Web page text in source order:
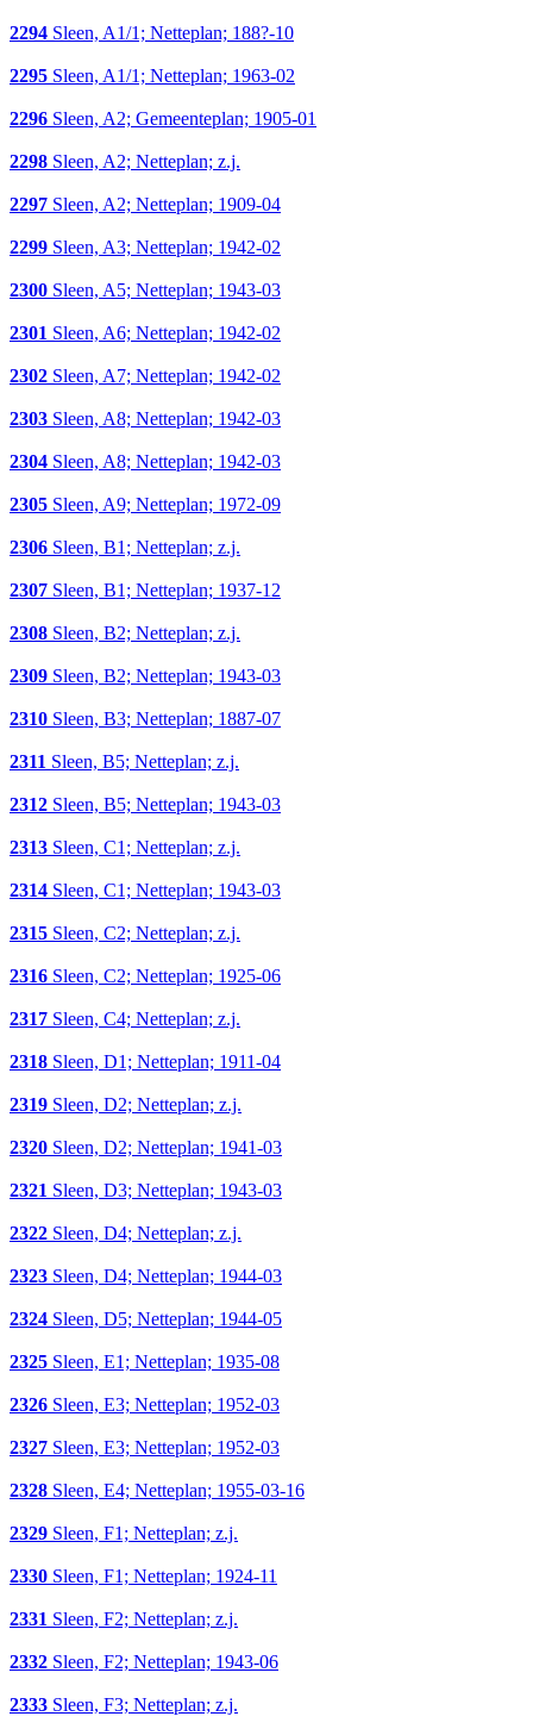
2294 Sleen, A1/1; Netteplan; 188?-10
2295 Sleen, A1/1; Netteplan; 1963-02
2296 Sleen, A2; Gemeenteplan; 1905-01
2298 Sleen, A2; Netteplan; z.j.
2297 Sleen, A2; Netteplan; 1909-04
2299 Sleen, A3; Netteplan; 1942-02
2300 Sleen, A5; Netteplan; 1943-03
2301 Sleen, A6; Netteplan; 1942-02
2302 Sleen, A7; Netteplan; 1942-02
2303 Sleen, A8; Netteplan; 1942-03
2304 Sleen, A8; Netteplan; 1942-03
2305 Sleen, A9; Netteplan; 1972-09
2306 Sleen, B1; Netteplan; z.j.
2307 Sleen, B1; Netteplan; 1937-12
2308 Sleen, B2; Netteplan; z.j.
2309 Sleen, B2; Netteplan; 1943-03
2310 Sleen, B3; Netteplan; 1887-07
2311 Sleen, B5; Netteplan; z.j.
2312 Sleen, B5; Netteplan; 1943-03
2313 Sleen, C1; Netteplan; z.j.
2314 Sleen, C1; Netteplan; 1943-03
2315 Sleen, C2; Netteplan; z.j.
2316 Sleen, C2; Netteplan; 1925-06
2317 Sleen, C4; Netteplan; z.j.
2318 Sleen, D1; Netteplan; 1911-04
2319 Sleen, D2; Netteplan; z.j.
2320 Sleen, D2; Netteplan; 1941-03
2321 Sleen, D3; Netteplan; 1943-03
2322 Sleen, D4; Netteplan; z.j.
2323 Sleen, D4; Netteplan; 1944-03
2324 Sleen, D5; Netteplan; 1944-05
2325 Sleen, E1; Netteplan; 1935-08
2326 Sleen, E3; Netteplan; 1952-03
2327 Sleen, E3; Netteplan; 1952-03
2328 Sleen, E4; Netteplan; 1955-03-16
2329 Sleen, F1; Netteplan; z.j.
2330 Sleen, F1; Netteplan; 1924-11
2331 Sleen, F2; Netteplan; z.j.
2332 Sleen, F2; Netteplan; 1943-06
2333 Sleen, F3; Netteplan; z.j.